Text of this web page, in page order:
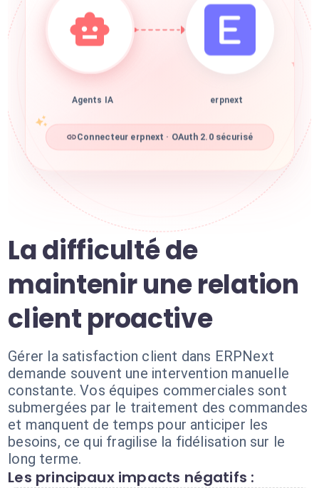
Agents IA erpnext
Connecteur erpnext · OAuth 2.0 sécurisé
La difficulté de
maintenir une relation
client proactive
Gérer la satisfaction client dans ERPNext
demande souvent une intervention manuelle
constante. Vos équipes commerciales sont
submergées par le traitement des commandes
et manquent de temps pour anticiper les
besoins, ce qui fragilise la fidélisation sur le
long terme.
Les principaux impacts négatifs :